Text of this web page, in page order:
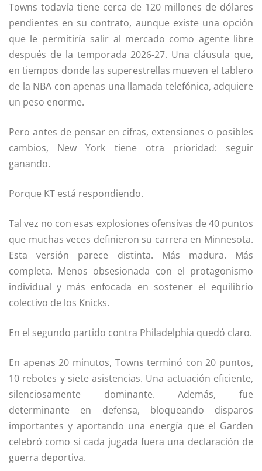
Towns todavía tiene cerca de 120 millones de dólares
pendientes en su contrato, aunque existe una opción
que le permitiría salir al mercado como agente libre
después de la temporada 2026-27. Una cláusula que,
en tiempos donde las superestrellas mueven el tablero
de la NBA con apenas una llamada telefónica, adquiere
un peso enorme.
Pero antes de pensar en cifras, extensiones o posibles
cambios, New York tiene otra prioridad: seguir
ganando.
Porque KT está respondiendo.
Tal vez no con esas explosiones ofensivas de 40 puntos
que muchas veces definieron su carrera en Minnesota.
Esta versión parece distinta. Más madura. Más
completa. Menos obsesionada con el protagonismo
individual y más enfocada en sostener el equilibrio
colectivo de los Knicks.
En el segundo partido contra Philadelphia quedó claro.
En apenas 20 minutos, Towns terminó con 20 puntos,
10 rebotes y siete asistencias. Una actuación eficiente,
silenciosamente dominante. Además, fue
determinante en defensa, bloqueando disparos
importantes y aportando una energía que el Garden
celebró como si cada jugada fuera una declaración de
guerra deportiva.